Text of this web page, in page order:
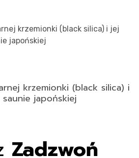
krzemionki (black silica) i
japońskiej
Zadzwoń